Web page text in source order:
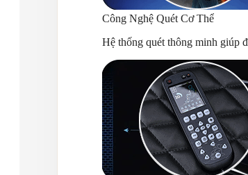
Công Nghệ Quét Cơ Thể
Hệ thống quét thông minh giúp